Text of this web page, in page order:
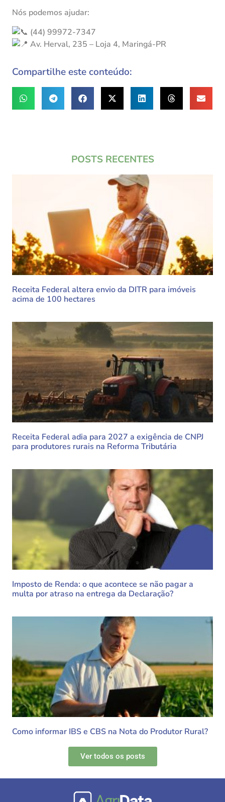
Nós podemos ajudar:
(44) 99972-7347
Av. Herval, 235 – Loja 4, Maringá-PR
Compartilhe este conteúdo:
POSTS RECENTES
Receita Federal altera envio da DITR para imóveis
acima de 100 hectares
Receita Federal adia para 2027 a exigência de CNPJ
para produtores rurais na Reforma Tributária
Imposto de Renda: o que acontece se não pagar a
multa por atraso na entrega da Declaração?
Como informar IBS e CBS na Nota do Produtor Rural?
Ver todos os posts